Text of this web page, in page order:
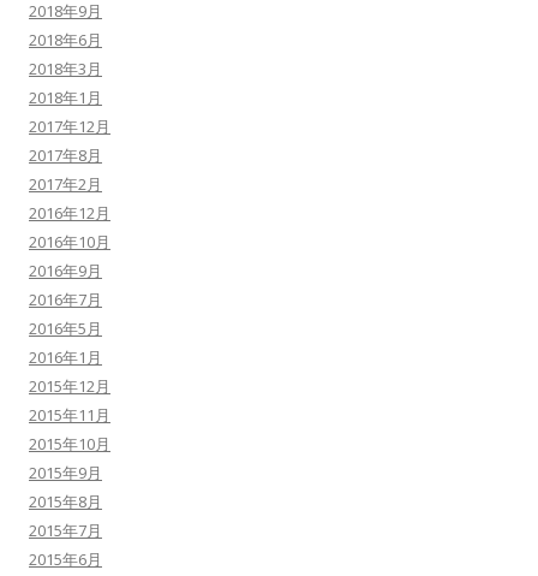
2018年9月
2018年6月
2018年3月
2018年1月
2017年12月
2017年8月
2017年2月
2016年12月
2016年10月
2016年9月
2016年7月
2016年5月
2016年1月
2015年12月
2015年11月
2015年10月
2015年9月
2015年8月
2015年7月
2015年6月